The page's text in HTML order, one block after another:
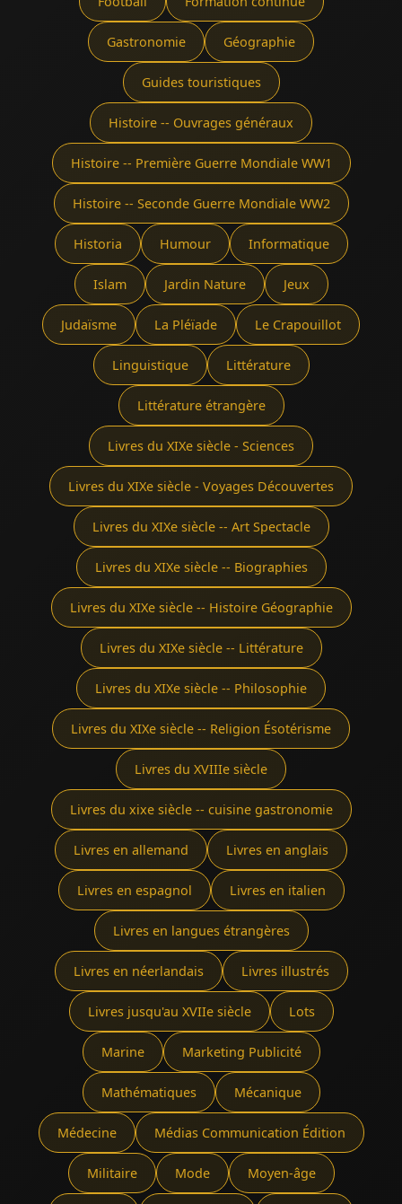
Gastronomie Géographie
Guides touristiques
Histoire -- Ouvrages généraux
Histoire -- Première Guerre Mondiale WW1
Histoire -- Seconde Guerre Mondiale WW2
Historia Humour Informatique
Islam Jardin Nature Jeux
Judaïsme La Pléïade Le Crapouillot
Linguistique Littérature
Littérature étrangère
Livres du XIXe siècle - Sciences
Livres du XIXe siècle - Voyages Découvertes
Livres du XIXe siècle -- Art Spectacle
Livres du XIXe siècle -- Biographies
Livres du XIXe siècle -- Histoire Géographie
Livres du XIXe siècle -- Littérature
Livres du XIXe siècle -- Philosophie
Livres du XIXe siècle -- Religion Ésotérisme
Livres du XVIIIe siècle
Livres du xixe siècle -- cuisine gastronomie
Livres en allemand Livres en anglais
Livres en espagnol Livres en italien
Livres en langues étrangères
Livres en néerlandais Livres illustrés
Livres jusqu'au XVIIe siècle Lots
Marine Marketing Publicité
Mathématiques Mécanique
Médecine Médias Communication Édition
Militaire Mode Moyen-âge